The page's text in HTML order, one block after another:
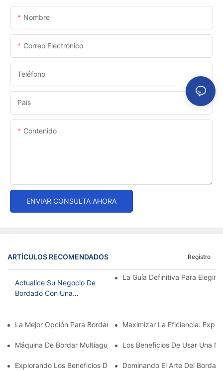
Nombre
Correo Electrónico
Teléfono
País
Contenido
ENVIAR CONSULTA AHORA
ARTÍCULOS RECOMENDADOS Registro
Actualice Su Negocio De
Bordado Con Una
Cabezales
La Guía Definitiva Para Elegir
La Mejor Opción Para Bordar En Casa: La Mejor Máquina De
Maximizar La Eficiencia:
Máquina De Bordar Multiagujas Asequible: Una Opción
Los Beneficios De Usar Una
Explorando Los Beneficios De Una Máquina De Bordar
Dominando El Arte Del